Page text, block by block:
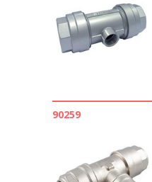
90259